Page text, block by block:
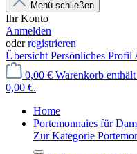
Menü schließen
Ihr Konto
Anmelden
oderregistrieren
Übersicht Persönliches Profil
0,00 € Warenkorb
0,00 €.
Home
Portemonnaies für
Zur Kategorie